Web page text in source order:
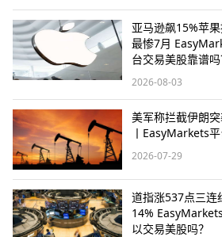
亚马逊飙15%苹
最惨7月
台交易美股靠谱吗
2026-08-03
美军称拦截伊朗
丨EasyMarkets平
2026-07-29
道指涨537点三连
14%
以交易美股吗？